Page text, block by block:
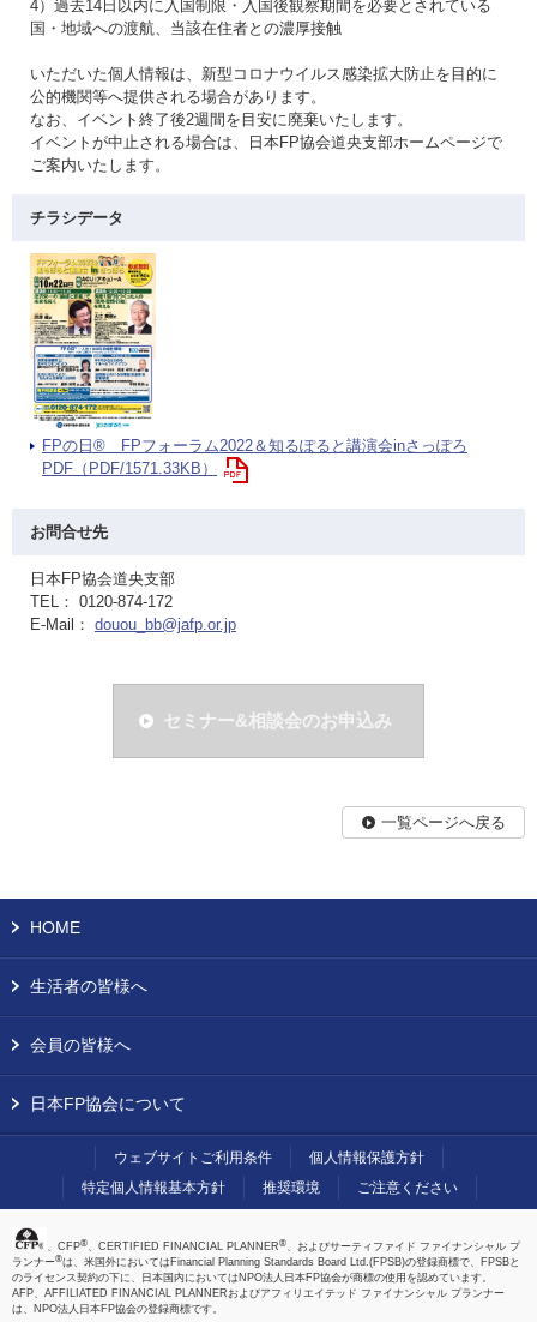
4）過去14日以内に入国制限・入国後観察期間を必要とされている
国・地域への渡航、当該在住者との濃厚接触
いただいた個人情報は、新型コロナウイルス感染拡大防止を目的に
公的機関等へ提供される場合があります。
なお、イベント終了後2週間を目安に廃棄いたします。
イベントが中止される場合は、日本FP協会道央支部ホームページで
ご案内いたします。
チラシデータ
FPの日® FPフォーラム2022＆知るぽると講演会inさっぽろ
PDF（PDF/1571.33KB）
お問合せ先
日本FP協会道央支部
TEL： 0120-874-172
E-Mail： douou_bb@jafp.or.jp
セミナー&相談会のお申込み
一覧ページへ戻る
HOME
生活者の皆様へ
会員の皆様へ
日本FP協会について
ウェブサイトご利用条件
個人情報保護方針
特定個人情報基本方針
推奨環境 ご注意ください
、CFP®、CERTIFIED FINANCIAL PLANNER®、およびサーティファイド ファイナンシャル プ
ランナー®は、米国外においてはFinancial Planning Standards Board Ltd.(FPSB)の登録商標で、FPSBと
のライセンス契約の下に、日本国内においてはNPO法人日本FP協会が商標の使用を認めています。
AFP、AFFILIATED FINANCIAL PLANNERおよびアフィリエイテッド ファイナンシャル プランナー
は、NPO法人日本FP協会の登録商標です。